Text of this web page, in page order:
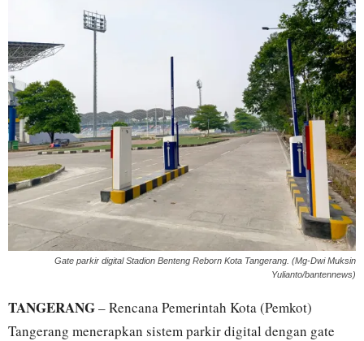
Gate parkir digital Stadion Benteng Reborn Kota Tangerang. (Mg-Dwi Muksin
Yulianto/bantennews)
TANGERANG– Rencana Pemerintah Kota (Pemkot)
Tangerang menerapkan sistem parkir digital dengan gate